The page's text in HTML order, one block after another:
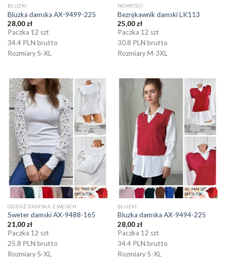
BLUZKI
Bluzka damska AX-9499-225
28,00 zł
Paczka 12 szt
34.4 PLN brutto
Rozmiary S-XL
NOWOŚCI
Bezrękawnik damski LK113
25,00 zł
Paczka 12 szt
30.8 PLN brutto
Rozmiary M-3XL
ODZIEŻ DAMSKA Z WŁOCH
Sweter damski AX-9488-165
21,00 zł
Paczka 12 szt
25.8 PLN brutto
Rozmiary S-XL
BLUZKI
Bluzka damska AX-9494-225
28,00 zł
Paczka 12 szt
34.4 PLN brutto
Rozmiary S-XL